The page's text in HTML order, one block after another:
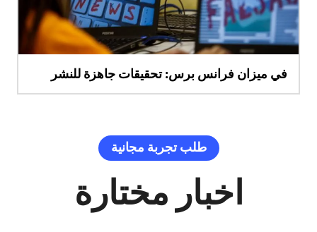
في ميزان فرانس برس: تحقيقات جاهزة للنشر
طلب تجربة مجانية
اخبار مختارة